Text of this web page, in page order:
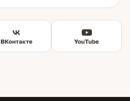
ВКонтакте YouTube